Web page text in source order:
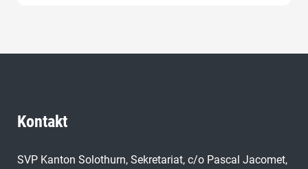
Kontakt
SVP Kanton Solothurn, Sekretariat, c/o Pascal Jacomet,